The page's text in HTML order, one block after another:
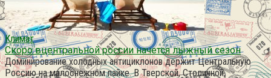
Климат
Скоро вцентральной россии начется лыжный сезон
Доминирование холодных антициклонов держит Центральную
Россию на малоснежном пайке. В Тверской, Столичной,